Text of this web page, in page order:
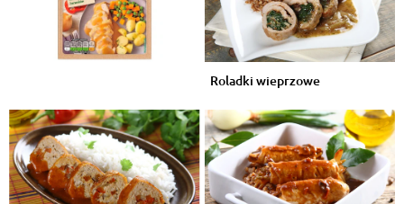
Roladki wieprzowe